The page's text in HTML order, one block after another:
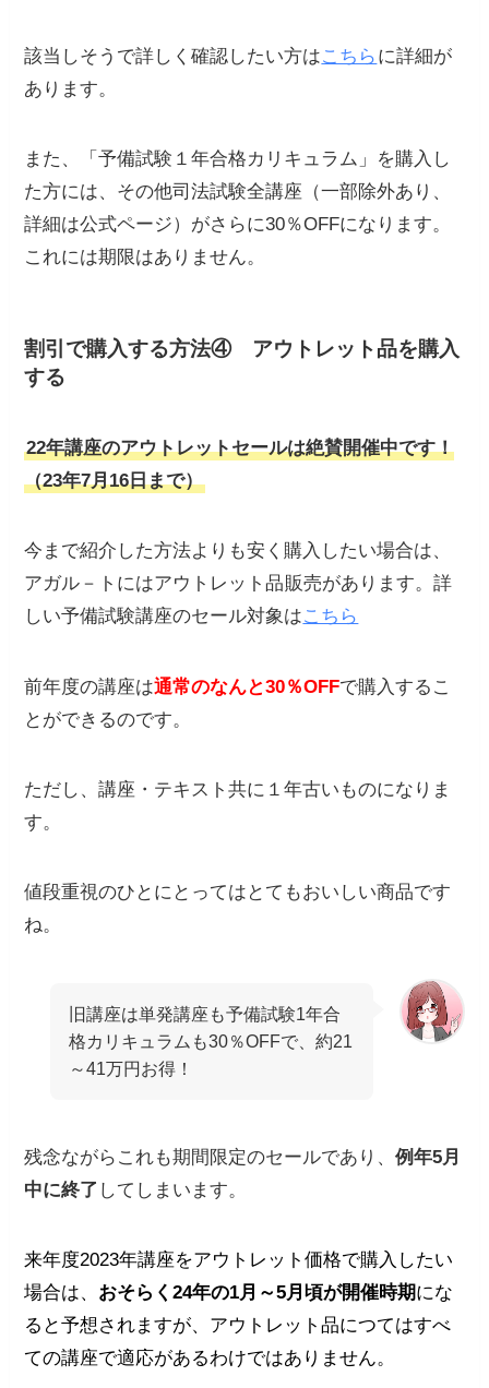
該当しそうで詳しく確認したい方はこちら に詳細が
あります。
また、「予備試験１年合格カリキュラム」を購入し
た方には、その他司法試験全講座（一部除外あり、
詳細は公式ページ）がさらに30％OFFになります。
これには期限はありません。
割引で購入する方法④アウトレット品を購入
する
22年講座のアウトレットセールは絶賛開催中です！
（23年7月16日まで）
今まで紹介した方法よりも安く購入したい場合は、
アガル－トにはアウトレット品販売があります。詳
しい予備試験講座のセール対象はこちら
前年度の講座は通常のなんと30％OFFで購入するこ
とができるのです。
ただし、講座・テキスト共に１年古いものになりま
す。
値段重視のひとにとってはとてもおいしい商品です
ね。
旧講座は単発講座も予備試験1年合
格カリキュラムも30％OFFで、約21
～41万円お得！
残念ながらこれも期間限定のセールであり、例年5月
中に終了 してしまいます。
来年度2023年講座をアウトレット価格で購入したい
場合は、 おそらく24年の1月～5月頃が開催時期にな
ると予想されますが、アウトレット品につてはすべ
ての講座で適応があるわけではありません。